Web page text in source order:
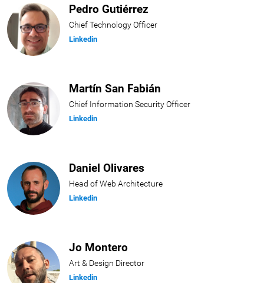
Pedro Gutiérrez
Chief Technology Officer
Linkedin
Martín San Fabián
Chief Information Security Officer
Linkedin
Daniel Olivares
Head of Web Architecture
Linkedin
Jo Montero
Art & Design Director
Linkedin